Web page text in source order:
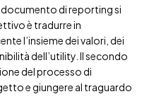
documento di reporting si
è tradurre in
l’insieme dei valori, dei
dell’utility. Il secondo
del processo di
e giungere al traguardo